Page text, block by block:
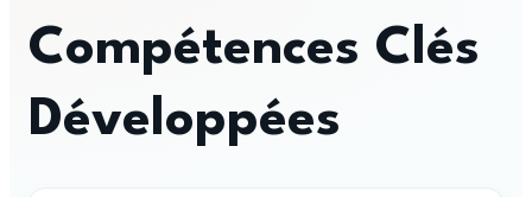
Compétences Clés
Développées